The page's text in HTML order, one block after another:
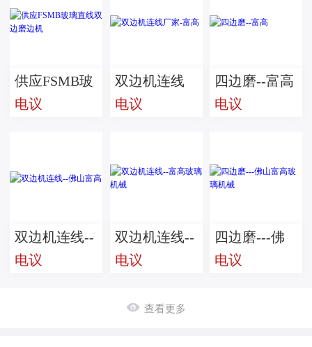
供应FSMB玻
璃直线双边
电议
双边机连线
厂家-富高
电议
四边磨--富高
电议
双边机连线--
佛山富高
电议
双边机连线--
富高玻璃机
电议
四边磨---佛
山富高玻璃
电议
 查看更多